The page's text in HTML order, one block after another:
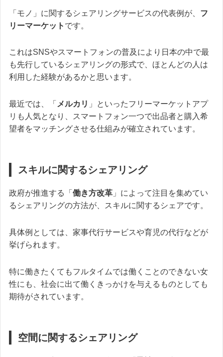
「モノ」に関するシェアリングサービスの代表例が、 フ
リーマーケット です。
これはSNSやスマートフォンの普及により日本の中で最
も先行しているシェアリングの形式で、ほとんどの人は
利用した経験があるかと思います。
最近では、「 メルカリ 」といったフリーマーケットアプ
リも人気となり、スマートフォン一つで出品者と購入希
望者をマッチングさせる仕組みが確立されています。
スキルに関するシェアリング
政府が推進する「 働き方改革 」によって注目を集めてい
るシェアリングの方法が、スキルに関するシェアです。
具体例としては、家事代行サービスや育児の代行などが
挙げられます。
特に働きたくてもフルタイムでは働くことのできない女
性にも、社会に出て働くきっかけを与えるものとしても
期待がされています。
空間に関するシェアリング